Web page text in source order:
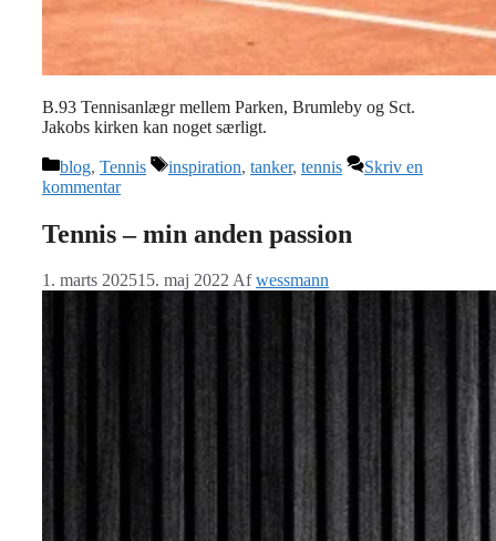
B.93 Tennisanlægr mellem Parken, Brumleby og Sct.
Jakobs kirken kan noget særligt.
Kategorier
blog, Tennis Tags
inspiration, tanker, tennis
Skriv en
kommentar
Tennis – min anden passion
1. marts 202515. maj 2022 Afwessmann